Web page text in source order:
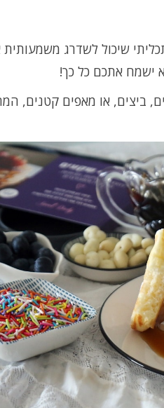
תכליתי שיכול לשדרג
ישמח אתכם כל כך!
ביצים, או מאפים קטנים,